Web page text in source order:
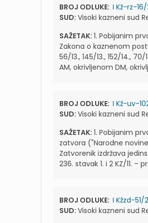
BROJ ODLUKE: I Kž-rz-
SUD: Visoki kazneni sud
SAŽETAK: 1. Pobijanim
Zakona o kaznenom
56/13., 145/13., 152/14.,
AM, okrivljenom DM,
BROJ ODLUKE: I Kž-uv-
SUD: Visoki kazneni sud
SAŽETAK: 1. Pobijanim
zatvora ("Narodne
Zatvorenik izdržava
236. stavak 1. i 2 KZ/11.
BROJ ODLUKE: I Kžzd-
SUD: Visoki kazneni sud